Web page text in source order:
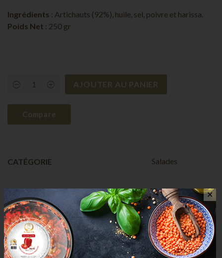
Ingrédients : Artichauts (92%), huile, sel, poivre et harissa.
Poids Net : 250 gr
Artichauts
AJOUTER AU PANIER
Compare
CATÉGORIE Salades
AVIS (0)
✕